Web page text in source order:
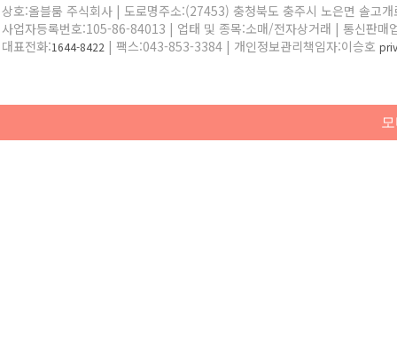
상호:올블룸 주식회사 | 도로명주소:(27453) 충청북도 충주시 노은면 솔고
사업자등록번호:105-86-84013 | 업태 및 종목:소매/전자상거래 | 통신판매
대표전화:1644-8422 | 팩스:043-853-3384 | 개인정보관리책임자:이승호